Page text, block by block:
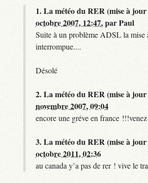
1.La météo du RER (mise à
octobre 2007, 12:47,parPaul
Suite à un problème ADSL la mise
interrompue....
Désolé
2.La météo du RER (mise à
novembre 2007, 09:04
encore une gréve en france
3.La météo du RER (mise à
octobre 2011, 02:36
au canada y’a pas de rer ! vive le